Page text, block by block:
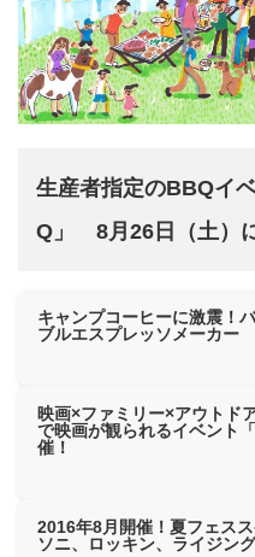
生産者指定のBBQイ
Q」 8月26日（土）
キャンプコーヒーに激震！
ブルエスプレッソメーカー
映画×ファミリー×アウトド
で映画が観られるイベント
催！
2016年8月開催！夏フェス
ソニ、ロッキン、ライジン